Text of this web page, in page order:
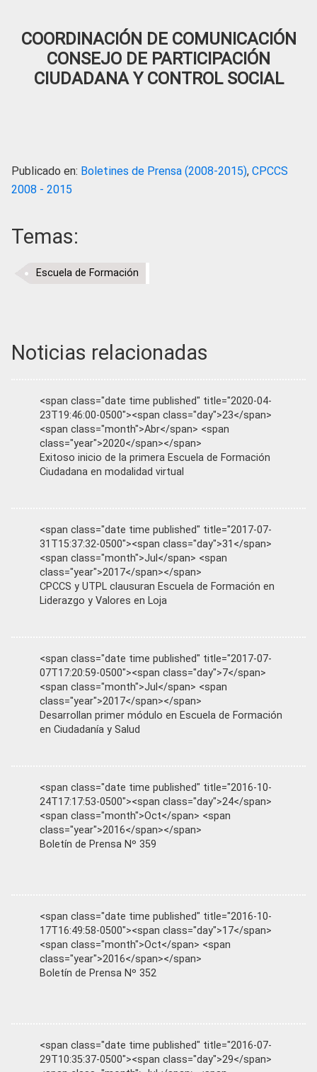
COORDINACIÓN DE COMUNICACIÓN
CONSEJO DE PARTICIPACIÓN
CIUDADANA Y CONTROL SOCIAL
Publicado en: Boletines de Prensa (2008-2015), CPCCS
2008 - 2015
Temas:
Escuela de Formación
Noticias relacionadas
<span class="date time published" title="2020-04-
23T19:46:00-0500"><span class="day">23</span>
<span class="month">Abr</span> <span
class="year">2020</span></span>
Exitoso inicio de la primera Escuela de Formación
Ciudadana en modalidad virtual
<span class="date time published" title="2017-07-
31T15:37:32-0500"><span class="day">31</span>
<span class="month">Jul</span> <span
class="year">2017</span></span>
CPCCS y UTPL clausuran Escuela de Formación en
Liderazgo y Valores en Loja
<span class="date time published" title="2017-07-
07T17:20:59-0500"><span class="day">7</span>
<span class="month">Jul</span> <span
class="year">2017</span></span>
Desarrollan primer módulo en Escuela de Formación
en Ciudadanía y Salud
<span class="date time published" title="2016-10-
24T17:17:53-0500"><span class="day">24</span>
<span class="month">Oct</span> <span
class="year">2016</span></span>
Boletín de Prensa Nº 359
<span class="date time published" title="2016-10-
17T16:49:58-0500"><span class="day">17</span>
<span class="month">Oct</span> <span
class="year">2016</span></span>
Boletín de Prensa Nº 352
<span class="date time published" title="2016-07-
29T10:35:37-0500"><span class="day">29</span>